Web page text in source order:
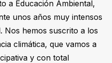
a Educación Ambiental,
unos años muy intensos
Nos hemos suscrito a los
climática, que vamos a
y con total